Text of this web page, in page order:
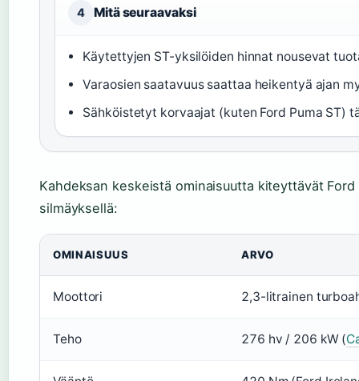
4 Mitä seuraavaksi
Käytettyjen ST-yksilöiden hinnat nousevat
Varaosien saatavuus saattaa heikentyä ajan
Sähköistetyt korvaajat (kuten Ford Puma ST)
Kahdeksan keskeistä ominaisuutta kiteyttävät
silmäyksellä:
OMINAISUUS ARVO
Moottori 2,3-litrainen
Teho 276 hv / 206 kW (